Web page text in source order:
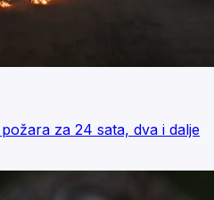
za 24 sata, dva i dalje